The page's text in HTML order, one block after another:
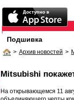
Подшивка
> Архив новостей >
Mitsubishi
На открывающемся 11